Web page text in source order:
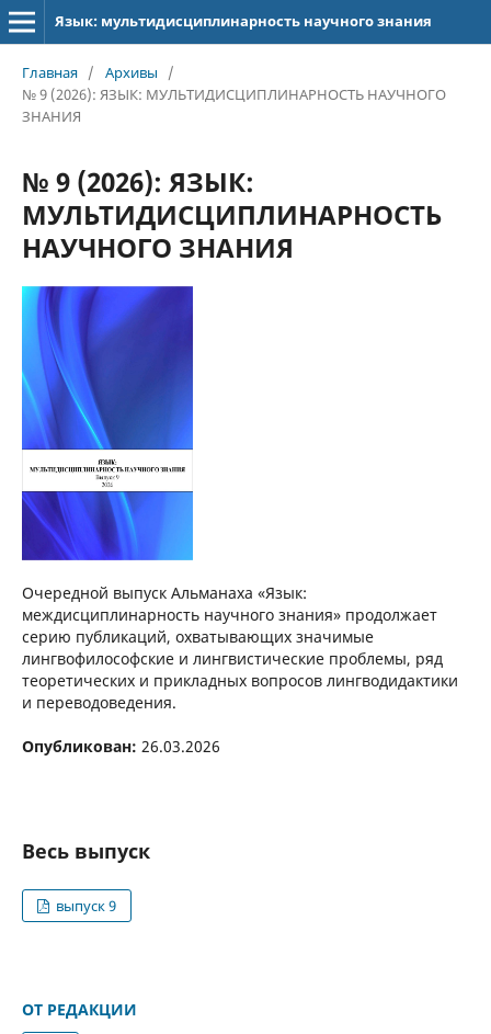
Язык: мультидисциплинарность научного знания
Главная / Архивы
/
№ 9 (2026): ЯЗЫК: МУЛЬТИДИСЦИПЛИНАРНОСТЬ НАУЧНОГО
ЗНАНИЯ
№ 9 (2026): ЯЗЫК:
МУЛЬТИДИСЦИПЛИНАРНОСТЬ
НАУЧНОГО ЗНАНИЯ
Очередной выпуск Альманаха «Язык:
междисциплинарность научного знания» продолжает
серию публикаций, охватывающих значимые
лингвофилософские и лингвистические проблемы, ряд
теоретических и прикладных вопросов лингводидактики
и переводоведения.
Опубликован: 26.03.2026
Весь выпуск
выпуск 9
ОТ РЕДАКЦИИ